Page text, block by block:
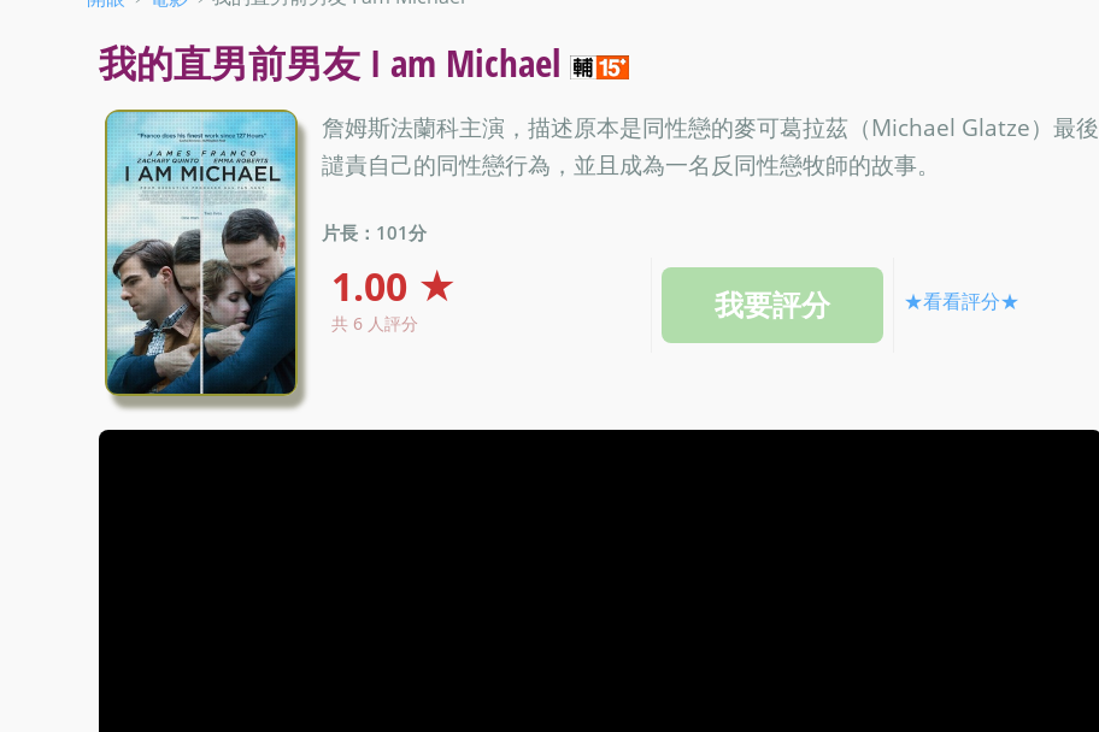
我的直男前男友 I am Michael
詹姆斯法蘭科主演，描述原本是同性戀的麥可葛拉茲（Michael Glatze）最後
譴責自己的同性戀行為，並且成為一名反同性戀牧師的故事。
片長：101分
1.00 ★
共 6 人評分
★看看評分★